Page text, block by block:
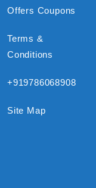
Offers Coupons
Terms &
Conditions
+919786068908
Site Map